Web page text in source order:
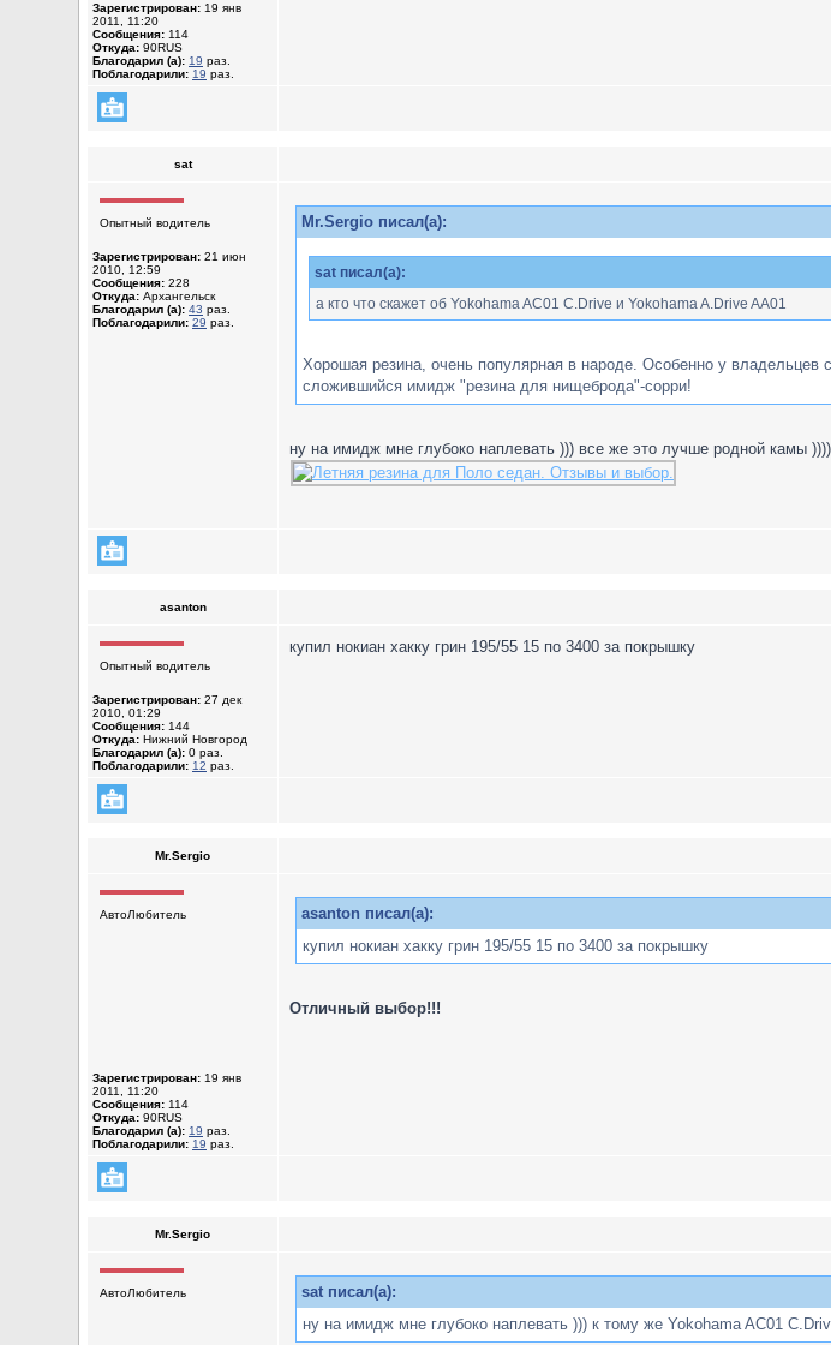
Зарегистрирован: 19 янв
2011, 11:20
Сообщения: 114
Откуда: 90RUS
Благодарил (а): 19 раз.
Поблагодарили: 19 раз.
sat
Опытный водитель
Зарегистрирован: 21 июн
2010, 12:59
Сообщения: 228
Откуда: Архангельск
Благодарил (а): 43 раз.
Поблагодарили: 29 раз.
Mr.Sergio писал(а):
sat писал(а):
а кто что скажет об Yokohama AC01 C.Drive и Yokohama A.Drive AA01
Хорошая резина, очень популярная в народе. Особенно у владельцев
сложившийся имидж "резина для нищеброда"-сорри!
ну на имидж мне глубоко наплевать ))) все же это лучше родной камы
asanton
Опытный водитель
Зарегистрирован: 27 дек
2010, 01:29
Сообщения: 144
Откуда: Нижний Новгород
Благодарил (а): 0 раз.
Поблагодарили: 12 раз.
купил нокиан хакку грин 195/55 15 по 3400 за покрышку
Mr.Sergio
АвтоЛюбитель
Зарегистрирован: 19 янв
2011, 11:20
Сообщения: 114
Откуда: 90RUS
Благодарил (а): 19 раз.
Поблагодарили: 19 раз.
asanton писал(а):
купил нокиан хакку грин 195/55 15 по 3400 за покрышку
Отличный выбор!!!
Mr.Sergio
АвтоЛюбитель
sat писал(а):
ну на имидж мне глубоко наплевать ))) к тому же Yokohama AC01